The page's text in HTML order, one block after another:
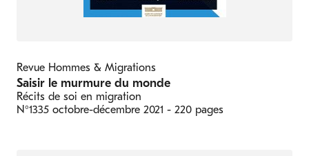
Revue Hommes & Migrations
Saisir le murmure du monde
Récits de soi en migration
N°1335 octobre-décembre 2021 - 220 pages